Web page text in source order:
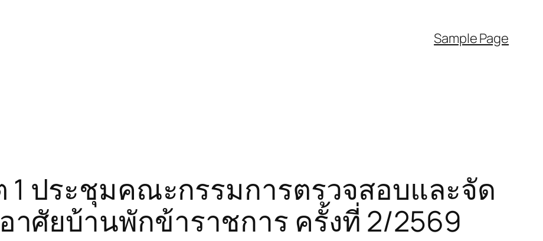
Sample Page
1 ประชุมคณะกรรมการตรวจสอบและจัด
าศัยบ้านพักข้าราชการ ครั้งที่ 2/2569